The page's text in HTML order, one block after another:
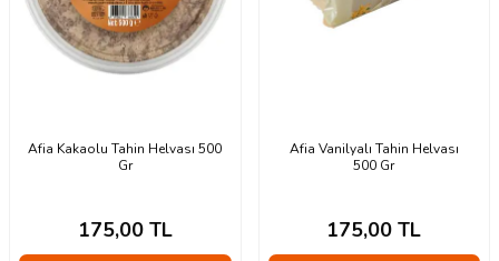
Afia Kakaolu Tahin Helvası 500
Gr
175,00TL
Afia Vanilyalı Tahin Helvası
500 Gr
175,00 TL